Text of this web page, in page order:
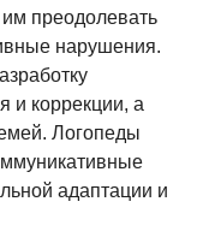
преодолевать
нарушения.
и коррекции, а
Логопеды
адаптации и